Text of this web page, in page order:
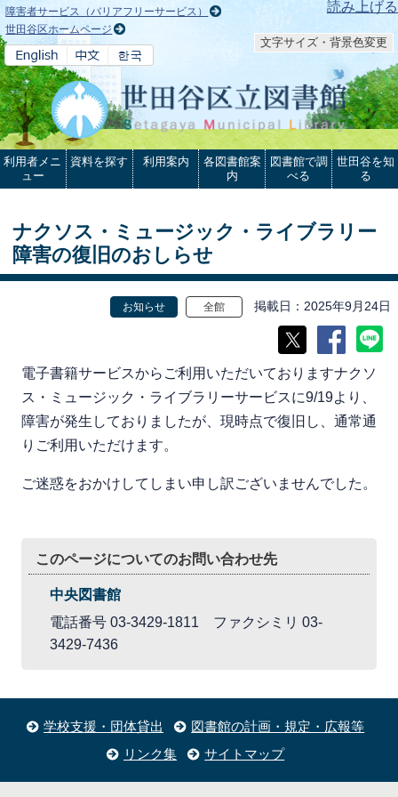
本文へ 読み上げる
障害者サービス（バリアフリーサービス）
世田谷区ホームページ
文字サイズ・背景色変更
利用者メニ
ュー
資料を探す 利用案内
各図書館案
内
図書館で調
べる
世田谷を知
る
ナクソス・ミュージック・ライブラリー
障害の復旧のおしらせ
お知らせ 全館 掲載日 2025年9月24日
電子書籍サービスからご利用いただいておりますナクソ
ス・ミュージック・ライブラリーサービスに9/19より、
障害が発生しておりましたが、現時点で復旧し、通常通
りご利用いただけます。
ご迷惑をおかけしてしまい申し訳ございませんでした。
このページについてのお問い合わせ先
中央図書館
電話番号 03-3429-1811 ファクシミリ 03-
3429-7436
学校支援・団体貸出
図書館の計画・規定・広報等
リンク集
サイトマップ